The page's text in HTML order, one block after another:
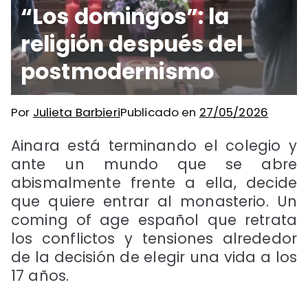
“Los domingos”: la
religión después del
postmodernismo
Por Julieta BarbieriPublicado en 27/05/2026
Ainara está terminando el colegio y
ante un mundo que se abre
abismalmente frente a ella, decide
que quiere entrar al monasterio. Un
coming of age español que retrata
los conflictos y tensiones alrededor
de la decisión de elegir una vida a los
17 años.